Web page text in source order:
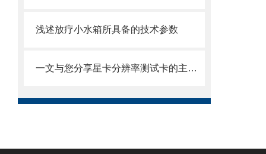
浅述放疗小水箱所具备的技术参数
一文与您分享星卡分辨率测试卡的主要功能